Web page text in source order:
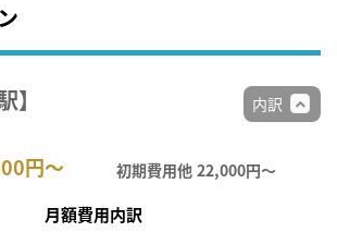
】
円～ 初期費用他 22,000円〜
内訳
月額費用内訳